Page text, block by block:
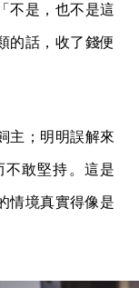
不是，也不是這
的話，收了錢便
主；明明誤解來
不敢堅持。這是
情境真實得像是